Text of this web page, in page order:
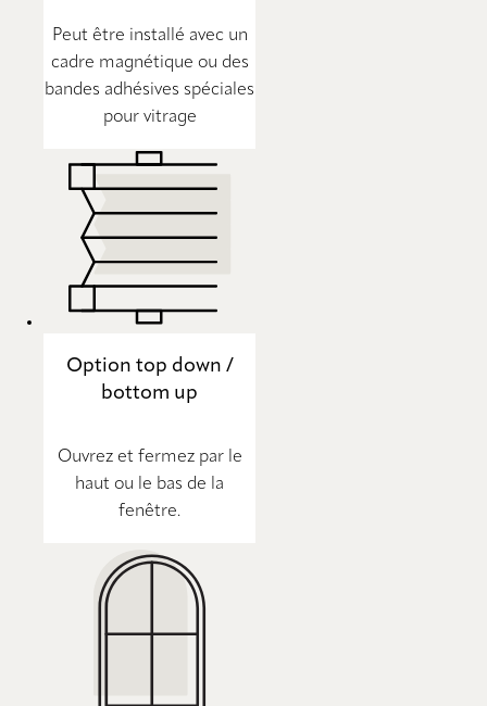
Peut être installé avec un
cadre magnétique ou des
bandes adhésives spéciales
pour vitrage
Option top down /
bottom up
Ouvrez et fermez par le
haut ou le bas de la
fenêtre.